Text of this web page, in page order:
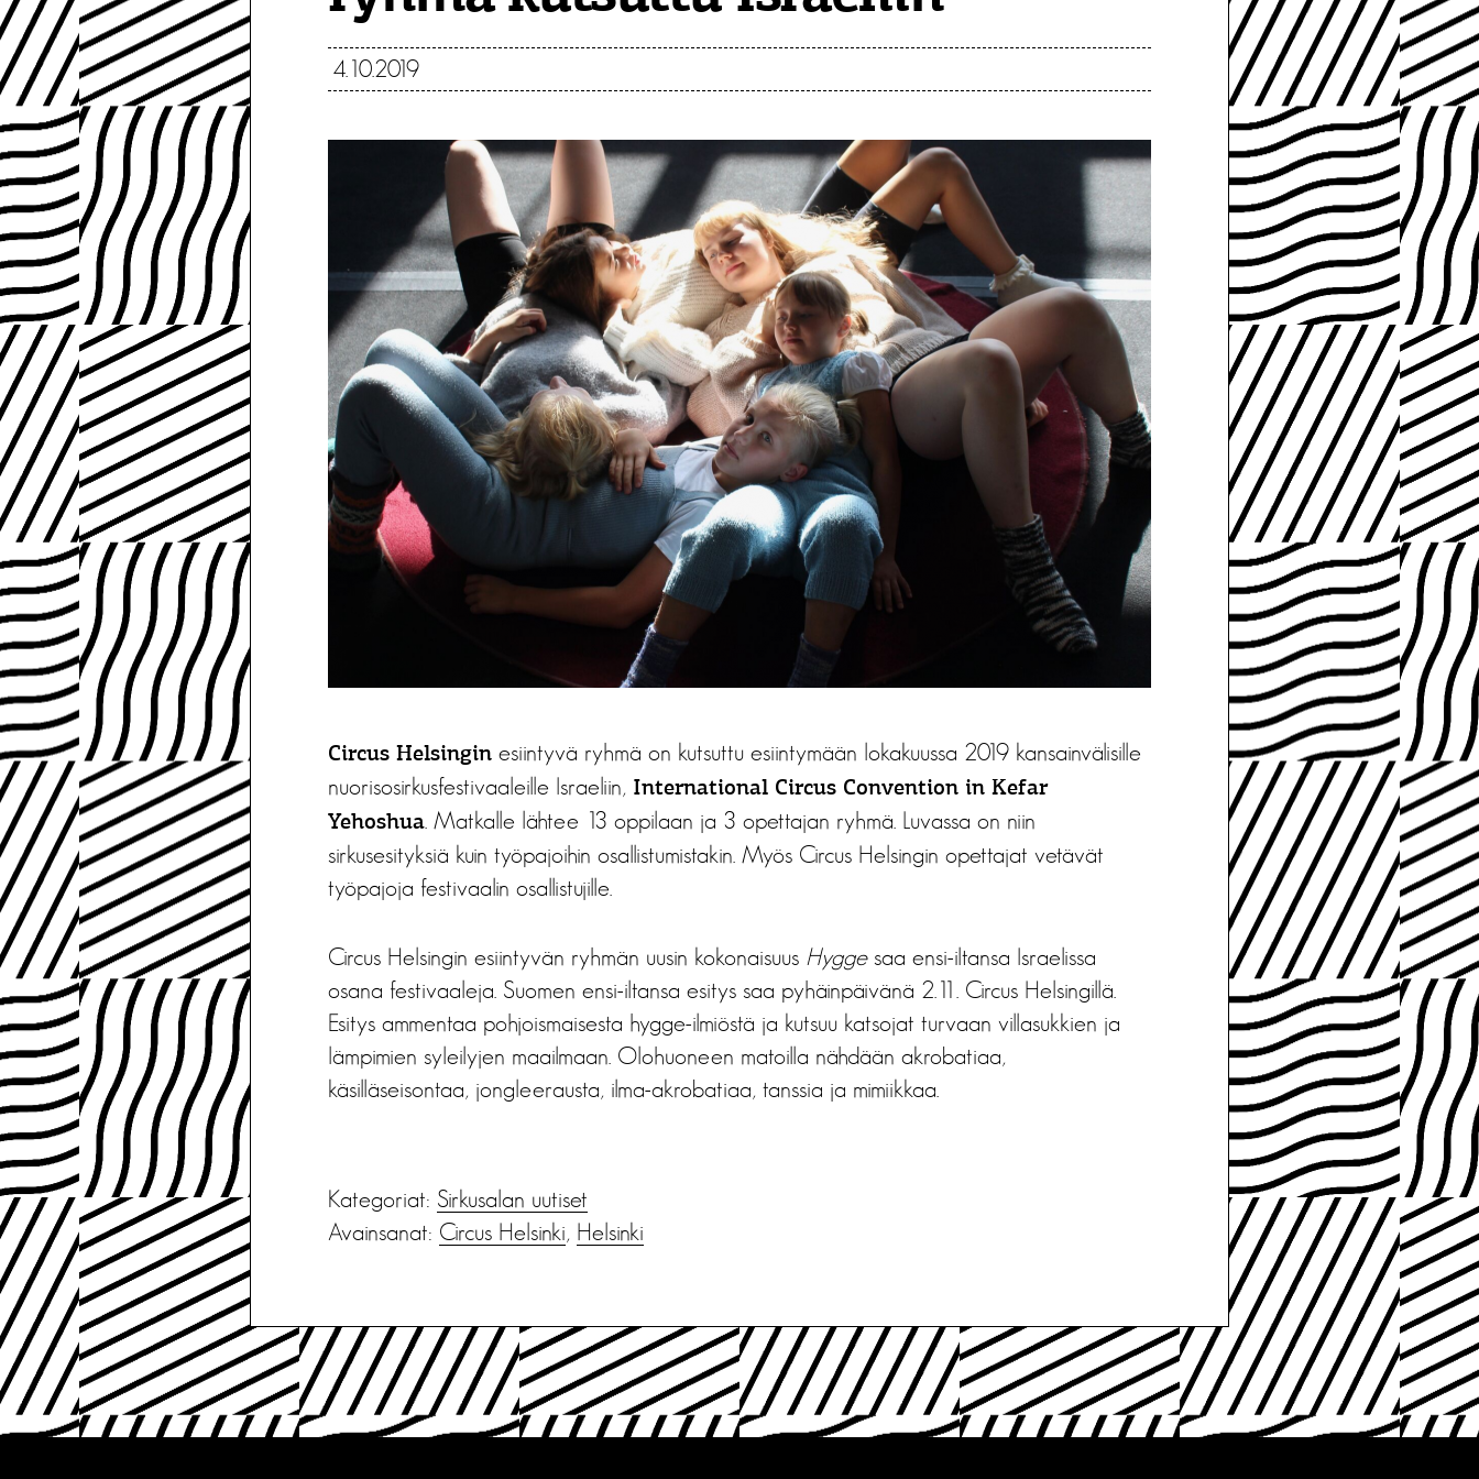
4.10.2019
Circus Helsingin esiintyvä ryhmä on kutsuttu esiintymään lokakuussa 2019 kansainvälisille
nuorisosirkusfestivaaleille Israeliin, International Circus Convention in Kefar
Yehoshua . Matkalle lähtee 13 oppilaan ja 3 opettajan ryhmä. Luvassa on niin
sirkusesityksiä kuin työpajoihin osallistumistakin. Myös Circus Helsingin opettajat vetävät
työpajoja festivaalin osallistujille.
Circus Helsingin esiintyvän ryhmän uusin kokonaisuus Hyggesaa ensi-iltansa Israelissa
osana festivaaleja. Suomen ensi-iltansa esitys saa pyhäinpäivänä 2.11. Circus Helsingillä.
Esitys ammentaa pohjoismaisesta hygge-ilmiöstä ja kutsuu katsojat turvaan villasukkien ja
lämpimien syleilyjen maailmaan. Olohuoneen matoilla nähdään akrobatiaa,
käsilläseisontaa, jongleerausta, ilma-akrobatiaa, tanssia ja mimiikkaa.
Kategoriat: Sirkusalan uutiset
Avainsanat: Circus Helsinki, Helsinki